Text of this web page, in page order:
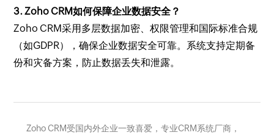
3. Zoho CRM如何保障企业数据安全？
Zoho CRM采用多层数据加密、权限管理和国际标准合规
（如GDPR），确保企业数据安全可靠。系统支持定期备
份和灾备方案，防止数据丢失和泄露。
Zoho CRM受国内外企业一致喜爱，专业CRM系统厂商，